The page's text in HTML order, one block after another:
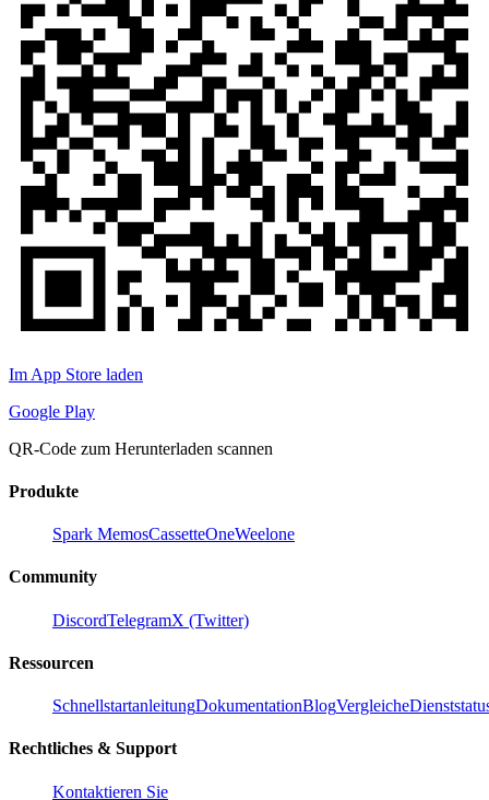
Im App Store laden
Google Play
QR-Code zum Herunterladen scannen
Produkte
Spark MemosCassetteOneWeelone
Community
DiscordTelegramX (Twitter)
Ressourcen
SchnellstartanleitungDokumentationBlogVergleiche
Rechtliches & Support
Kontaktieren Sie